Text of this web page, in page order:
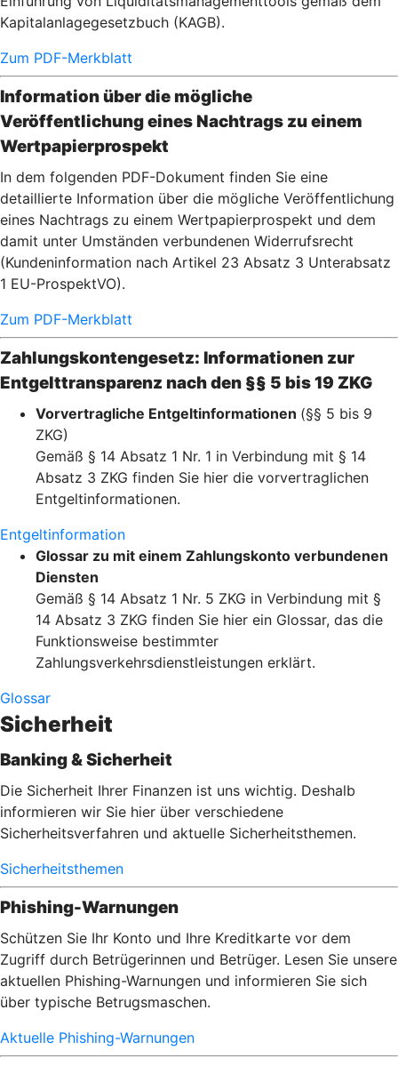
Kapitalanlagegesetzbuch (KAGB).
Zum PDF-Merkblatt
Information über die mögliche
Veröffentlichung eines Nachtrags zu einem
Wertpapierprospekt
In dem folgenden PDF-Dokument finden Sie eine
detaillierte Information über die mögliche Veröffentlichung
eines Nachtrags zu einem Wertpapierprospekt und dem
damit unter Umständen verbundenen Widerrufsrecht
(Kundeninformation nach Artikel 23 Absatz 3 Unterabsatz
1 EU-ProspektVO).
Zum PDF-Merkblatt
Zahlungskontengesetz: Informationen zur
Entgelttransparenz nach den §§ 5 bis 19 ZKG
Vorvertragliche Entgeltinformationen (§§ 5 bis 9
ZKG)
Gemäß § 14 Absatz 1 Nr. 1 in Verbindung mit § 14
Absatz 3 ZKG finden Sie hier die vorvertraglichen
Entgeltinformationen.
Entgeltinformation
Glossar zu mit einem Zahlungskonto verbundenen
Diensten
Gemäß § 14 Absatz 1 Nr. 5 ZKG in Verbindung mit §
14 Absatz 3 ZKG finden Sie hier ein Glossar, das die
Funktionsweise bestimmter
Zahlungsverkehrsdienstleistungen erklärt.
Glossar
Sicherheit
Banking & Sicherheit
Die Sicherheit Ihrer Finanzen ist uns wichtig. Deshalb
informieren wir Sie hier über verschiedene
Sicherheitsverfahren und aktuelle Sicherheitsthemen.
Sicherheitsthemen
Phishing-Warnungen
Schützen Sie Ihr Konto und Ihre Kreditkarte vor dem
Zugriff durch Betrügerinnen und Betrüger. Lesen Sie unsere
aktuellen Phishing-Warnungen und informieren Sie sich
über typische Betrugsmaschen.
Aktuelle Phishing-Warnungen